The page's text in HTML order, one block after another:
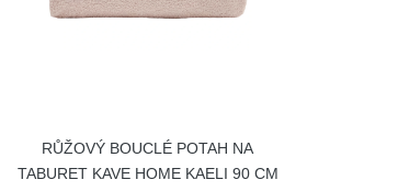
RŮŽOVÝ BOUCLÉ POTAH NA
TABURET KAVE HOME KAELI 90 CM